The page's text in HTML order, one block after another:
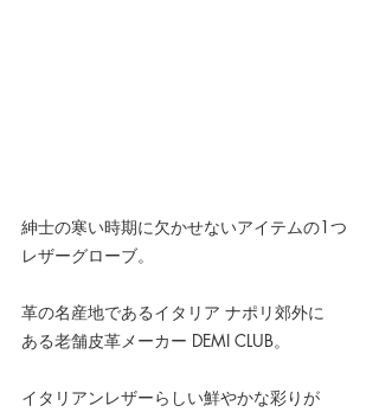
紳士の寒い時期に欠かせないアイテムの1つ
レザーグローブ。
革の名産地であるイタリア ナポリ郊外に
ある老舗皮革メーカー DEMI CLUB。
イタリアンレザーらしい鮮やかな彩りが